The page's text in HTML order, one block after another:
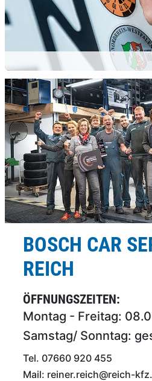
BOSCH CAR
REICH
ÖFFNUNGSZEITEN:
Montag - Freitag:
Samstag/ Sonntag:
Tel. 07660 920 455
Mail: reiner.reich@reich-